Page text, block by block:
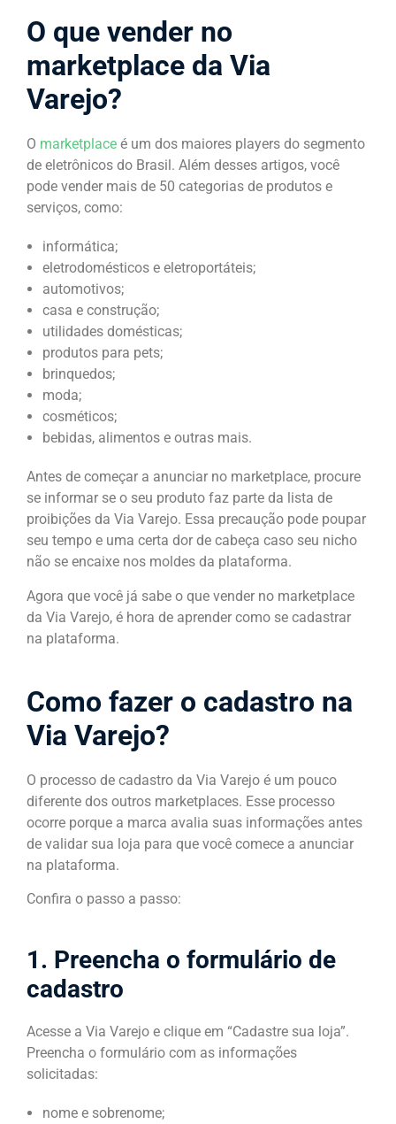
O que vender no
marketplace da Via
Varejo?
O marketplace é um dos maiores players do segmento
de eletrônicos do Brasil. Além desses artigos, você
pode vender mais de 50 categorias de produtos e
serviços, como:
informática;
eletrodomésticos e eletroportáteis;
automotivos;
casa e construção;
utilidades domésticas;
produtos para pets;
brinquedos;
moda;
cosméticos;
bebidas, alimentos e outras mais.
Antes de começar a anunciar no marketplace, procure
se informar se o seu produto faz parte da lista de
proibições da Via Varejo. Essa precaução pode poupar
seu tempo e uma certa dor de cabeça caso seu nicho
não se encaixe nos moldes da plataforma.
Agora que você já sabe o que vender no marketplace
da Via Varejo, é hora de aprender como se cadastrar
na plataforma.
Como fazer o cadastro na
Via Varejo?
O processo de cadastro da Via Varejo é um pouco
diferente dos outros marketplaces. Esse processo
ocorre porque a marca avalia suas informações antes
de validar sua loja para que você comece a anunciar
na plataforma.
Confira o passo a passo:
1. Preencha o formulário de
cadastro
Acesse a Via Varejo e clique em “Cadastre sua loja”.
Preencha o formulário com as informações
solicitadas:
nome e sobrenome;